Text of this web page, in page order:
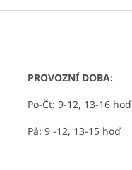
d
o
PROVOZNÍ DOBA:
Po-Čt: 9-12, 13-16 hoď
Pá: 9 -12, 13-15 hoď